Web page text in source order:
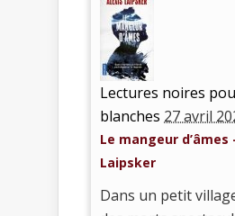
Lectures noires
blanches 27 avril
Le mangeur d’âmes
Laipsker
Dans un petit